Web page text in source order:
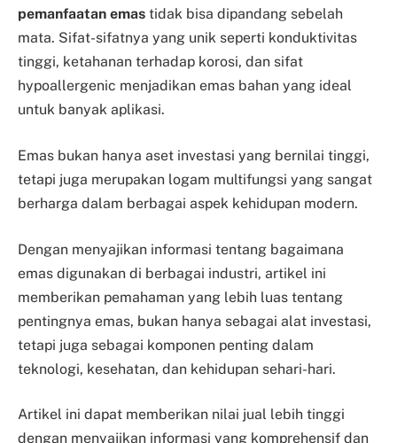
pemanfaatan emas tidak bisa dipandang sebelah
mata. Sifat-sifatnya yang unik seperti konduktivitas
tinggi, ketahanan terhadap korosi, dan sifat
hypoallergenic menjadikan emas bahan yang ideal
untuk banyak aplikasi.
Emas bukan hanya aset investasi yang bernilai tinggi,
tetapi juga merupakan logam multifungsi yang sangat
berharga dalam berbagai aspek kehidupan modern.
Dengan menyajikan informasi tentang bagaimana
emas digunakan di berbagai industri, artikel ini
memberikan pemahaman yang lebih luas tentang
pentingnya emas, bukan hanya sebagai alat investasi,
tetapi juga sebagai komponen penting dalam
teknologi, kesehatan, dan kehidupan sehari-hari.
Artikel ini dapat memberikan nilai jual lebih tinggi
dengan menyajikan informasi yang komprehensif dan